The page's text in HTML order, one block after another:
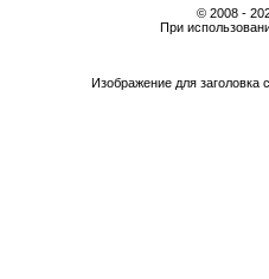
© 2008 -
При
Изображение для